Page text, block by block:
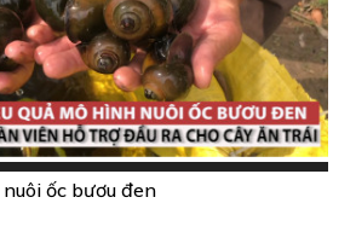
ốc bươu đen